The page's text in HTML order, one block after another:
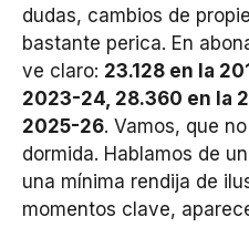
dudas, cambios de
bastante perica. En
ve claro: 23.128 en la
2023-24, 28.360 en la
2025-26. Vamos, que
dormida. Hablamos de
una mínima rendija de
momentos clave,